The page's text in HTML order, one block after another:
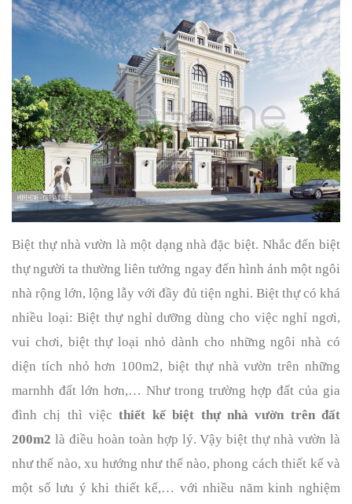
Biệt thự nhà vườn là một dạng nhà đặc biệt. Nhắc đến biệt
thự người ta thường liên tưởng ngay đến hình ảnh một ngôi
nhà rộng lớn, lộng lẫy với đầy đủ tiện nghi. Biệt thự có khá
nhiều loại: Biệt thự nghỉ dưỡng dùng cho việc nghỉ ngơi,
vui chơi, biệt thự loại nhỏ dành cho những ngôi nhà có
diện tích nhỏ hơn 100m2, biệt thự nhà vườn trên những
marnhh đất lớn hơn,… Như trong trường hợp đất của gia
đình chị thì việc thiết kế biệt thự nhà vườn trên đất
200m2 là điều hoàn toàn hợp lý. Vậy biệt thự nhà vườn là
như thế nào, xu hướng như thế nào, phong cách thiết kế và
một số lưu ý khi thiết kế,… với nhiều năm kinh nghiệm